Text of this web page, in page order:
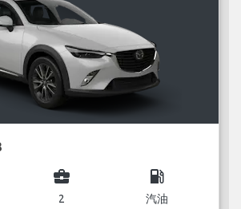
business_center
2
local_gas_station
汽油